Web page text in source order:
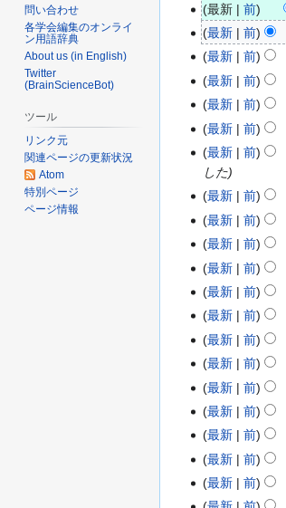
に
移
動
年
月
日
木
最新 前
編
集
の
要
約
な
し
年
日
火
最新 前
年
月
日
金
最新 前
編
集
の
要
約
な
し
月
日
水
最新 前
編
の
要
約
な
し
最新 前
年
月
日
火
最新 前
編
集
の
要
約
な
し
最新 前
した
年
月
日
木
最新 前
編
集
の
要
約
な
し
年
月
日
水
最新 前
編
の
要
約
な
し
年
月
日
土
最新 前
編
の
要
約
な
し
年
月
日
最新 前
編
集
の
要
約
な
し
最新 前
編
の
要
約
な
し
最新 前
編
集
の
要
約
な
し
年
月
最新 前
編
の
要
約
な
し
年
最新 前
編
の
要
約
な
し
最新 前
編
集
の
要
約
最新 前
最新
前
編
集
の
最新 前
編
集
最新 前
編
問い合わせ
各学会編集のオンライ
ン用語辞典
About us (in English)
Twitter
(BrainScienceBot)
ツール
リンク元
関連ページの更新状況
Atom
特別ページ
ページ情報